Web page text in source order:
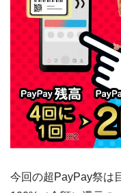
今回の超PayPay祭は